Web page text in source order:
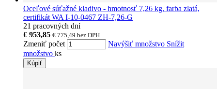
Oceľové súťažné kladivo - hmotnosť 7,26 kg, farba zlatá,
certifikát WA I-10-0467 ZH-7,26-G
21 pracovných dní
€ 953,85 € 775,49 bez DPH
Zmeniť počet Navýšiť množstvo Snížit
množstvo ks
Kúpiť